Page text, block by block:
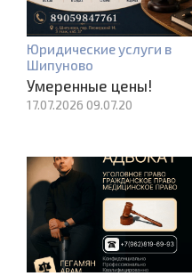
Юридические услуги в
Шипуново
Умеренные цены!
17.07.2026 09.07.20